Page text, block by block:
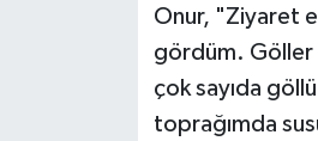
Onur, "Ziyaret
gördüm. Göller
çok sayıda
toprağımda